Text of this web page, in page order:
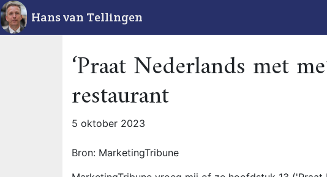
Hans van Tellingen
‘Praat Nederlands met
restaurant
5 oktober 2023
Bron: MarketingTribune